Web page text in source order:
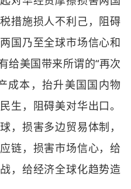
措施损人不利己，阻碍
国乃至全球市场信心和
给美国带来所谓的“再次
成本，抬升美国国内物
生，阻碍美对华出口。
，损害多边贸易体制，
链，损害市场信心，给
，给经济全球化趋势造